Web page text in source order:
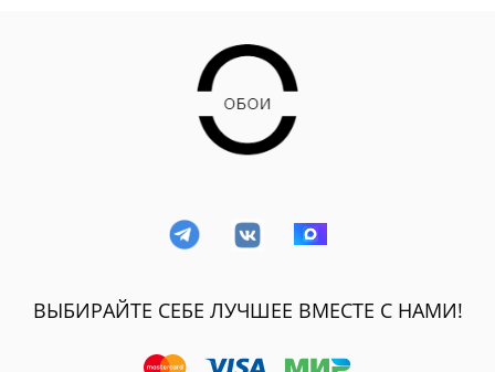
ВЫБИРАЙТЕ СЕБЕ ЛУЧШЕЕ ВМЕСТЕ С НАМИ!